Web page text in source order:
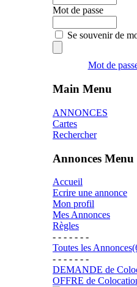
Mot de passe
Se souvenir de
Mot de
Main Menu
ANNONCES
Cartes
Rechercher
Annonces Menu
Accueil
Ecrire une annonce
Mon profil
Mes Annonces
Règles
- - - - - - -
Toutes les
- - - - - - -
DEMANDE de
OFFRE de